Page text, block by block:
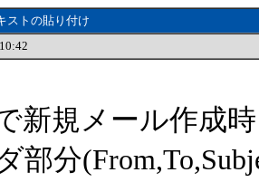
ストの貼り付け
新規メール作成
部分